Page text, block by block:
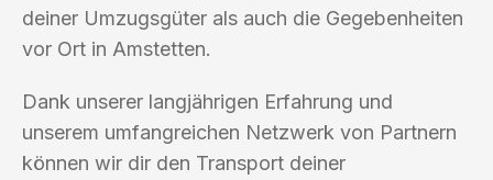
deiner Umzugsgüter als auch die Gegebenheiten
vor Ort in Amstetten.
Dank unserer langjährigen Erfahrung und
unserem umfangreichen Netzwerk von Partnern
können wir dir den Transport deiner